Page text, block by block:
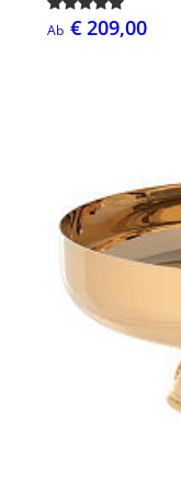
Ab € 209,00